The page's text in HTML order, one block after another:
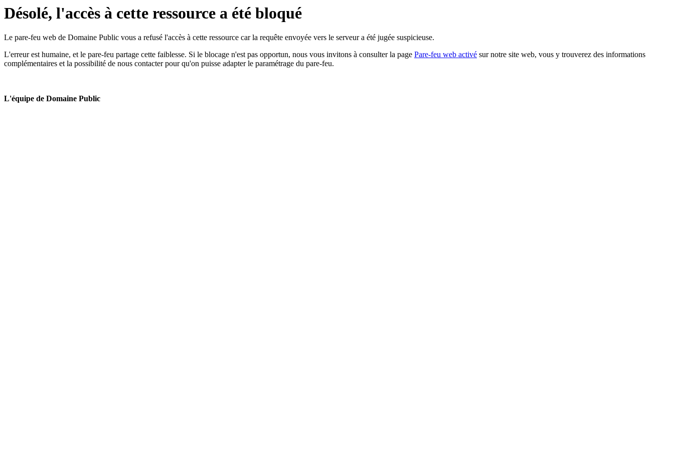
Désolé, l'accès à cette ressource a été bloqué
Le pare-feu web de Domaine Public vous a refusé l'accès à cette ressource car la requête envoyée vers le serveur a été jugée suspicieuse.
L'erreur est humaine, et le pare-feu partage cette faiblesse. Si le blocage n'est pas opportun, nous vous invitons à consulter la page Pare-feu web activé sur notre site web, vous y trouverez des informations
complémentaires et la possibilité de nous contacter pour qu'on puisse adapter le paramétrage du pare-feu.
L'équipe de Domaine Public